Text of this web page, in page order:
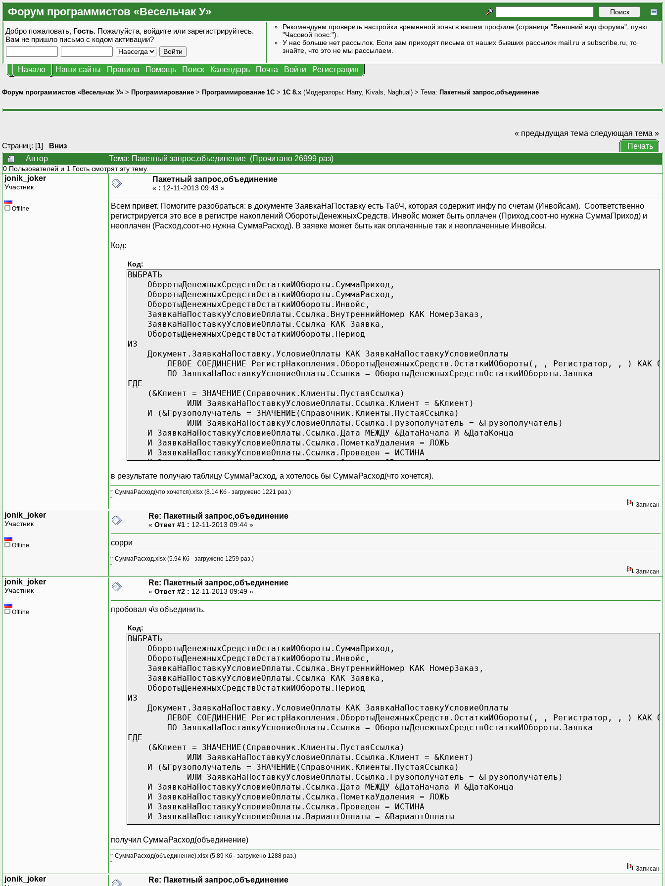
Форум программистов «Весельчак У»
Добро пожаловать, Гость. Пожалуйста, войдите или зарегистрируйтесь.
Вам не пришло письмо с кодом активации?
Рекомендуем проверить настройки временной зоны в вашем профиле (страница "Внешний вид форума", пункт
"Часовой пояс:").
У нас больше нет рассылок. Если вам приходят письма от наших бывших рассылок mail.ru и subscribe.ru, то
знайте, что это не мы рассылаем.
Начало Наши сайты Правила Помощь Поиск Календарь Почта Войти Регистрация
Форум программистов «Весельчак У» > Программирование > Программирование 1С > 1С 8.x (Модераторы: Harry, Kivals Naghual) > Тема: Пакетный запрос,объединение
Страниц: [1] Вниз
« предыдущая тема следующая тема »
Печать
Автор
Тема: Пакетный запрос,объединение (Прочитано 26999 раз)
0 Пользователей и 1 Гость смотрят эту тему.
jonik_joker
Участник
Offline
Пакетный запрос,объединение
« : 12-11-2013 09:43 »
Всем привет. Помогите разобраться: в документе ЗаявкаНаПоставку есть ТабЧ, которая содержит инфу по счетам (Инвойсам). Соответственно
регистрируется это все в регистре накоплений ОборотыДенежныхСредств. Инвойс может быть оплачен (Приход,соот-но нужна СуммаПриход) и
неоплачен (Расход,соот-но нужна СуммаРасход). В заявке может быть как оплаченные так и неоплаченные Инвойсы.
Код:
Код:
ВЫБРАТЬ
ОборотыДенежныхСредствОстаткиИОбороты.СуммаПриход,
ОборотыДенежныхСредствОстаткиИОбороты.СуммаРасход,
ОборотыДенежныхСредствОстаткиИОбороты.Инвойс,
ЗаявкаНаПоставкуУсловиеОплаты.Ссылка.ВнутреннийНомер КАК НомерЗаказ,
ЗаявкаНаПоставкуУсловиеОплаты.Ссылка КАК Заявка,
ОборотыДенежныхСредствОстаткиИОбороты.Период
ИЗ
Документ.ЗаявкаНаПоставку.УсловиеОплаты КАК ЗаявкаНаПоставкуУсловиеОплаты
ЛЕВОЕ СОЕДИНЕНИЕ РегистрНакопления.ОборотыДенежныхСредств.ОстаткиИОбороты(, , Регистратор, , ) КАК
ПО ЗаявкаНаПоставкуУсловиеОплаты.Ссылка = ОборотыДенежныхСредствОстаткиИОбороты.Заявка
ГДЕ
(&Клиент = ЗНАЧЕНИЕ(Справочник.Клиенты.ПустаяСсылка)
ИЛИ ЗаявкаНаПоставкуУсловиеОплаты.Ссылка.Клиент = &Клиент)
И (&Грузополучатель = ЗНАЧЕНИЕ(Справочник.Клиенты.ПустаяСсылка)
ИЛИ ЗаявкаНаПоставкуУсловиеОплаты.Ссылка.Грузополучатель = &Грузополучатель)
И ЗаявкаНаПоставкуУсловиеОплаты.Ссылка.Дата МЕЖДУ &ДатаНачала И &ДатаКонца
И ЗаявкаНаПоставкуУсловиеОплаты.Ссылка.ПометкаУдаления = ЛОЖЬ
И ЗаявкаНаПоставкуУсловиеОплаты.Ссылка.Проведен = ИСТИНА
И ЗаявкаНаПоставкуУсловиеОплаты.ВариантОплаты = &ВариантОплаты
ИТОГИ ПО
Заявка
в результате получаю таблицу СуммаРасход, а хотелось бы СуммаРасход(что хочется).
СуммаРасход(что хочется).xlsx (8.14 Кб - загружено 1221 раз.)
Записан
jonik_joker
Участник
Offline
Re: Пакетный запрос,объединение
« Ответ #1 : 12-11-2013 09:44 »
сорри
СуммаРасход.xlsx (5.94 Кб - загружено 1259 раз.)
Записан
jonik_joker
Участник
Offline
Re: Пакетный запрос,объединение
« Ответ #2 : 12-11-2013 09:49 »
пробовал ч\з объединить.
Код:
ВЫБРАТЬ
ОборотыДенежныхСредствОстаткиИОбороты.СуммаПриход,
ОборотыДенежныхСредствОстаткиИОбороты.Инвойс,
ЗаявкаНаПоставкуУсловиеОплаты.Ссылка.ВнутреннийНомер КАК НомерЗаказ,
ЗаявкаНаПоставкуУсловиеОплаты.Ссылка КАК Заявка,
ОборотыДенежныхСредствОстаткиИОбороты.Период
ИЗ
Документ.ЗаявкаНаПоставку.УсловиеОплаты КАК ЗаявкаНаПоставкуУсловиеОплаты
ЛЕВОЕ СОЕДИНЕНИЕ РегистрНакопления.ОборотыДенежныхСредств.ОстаткиИОбороты(, , Регистратор, , ) КАК
ПО ЗаявкаНаПоставкуУсловиеОплаты.Ссылка = ОборотыДенежныхСредствОстаткиИОбороты.Заявка
ГДЕ
(&Клиент = ЗНАЧЕНИЕ(Справочник.Клиенты.ПустаяСсылка)
ИЛИ ЗаявкаНаПоставкуУсловиеОплаты.Ссылка.Клиент = &Клиент)
И (&Грузополучатель = ЗНАЧЕНИЕ(Справочник.Клиенты.ПустаяСсылка)
ИЛИ ЗаявкаНаПоставкуУсловиеОплаты.Ссылка.Грузополучатель = &Грузополучатель)
И ЗаявкаНаПоставкуУсловиеОплаты.Ссылка.Дата МЕЖДУ &ДатаНачала И &ДатаКонца
И ЗаявкаНаПоставкуУсловиеОплаты.Ссылка.ПометкаУдаления = ЛОЖЬ
И ЗаявкаНаПоставкуУсловиеОплаты.Ссылка.Проведен = ИСТИНА
И ЗаявкаНаПоставкуУсловиеОплаты.ВариантОплаты = &ВариантОплаты
ОБЪЕДИНИТЬ ВСЕ
ВЫБРАТЬ
ОборотыДенежныхСредствОстаткиИОбороты.Инвойс,
получил СуммаРасход(объединение)
СуммаРасход(объединение).xlsx (5.89 Кб - загружено 1288 раз.)
Записан
jonik_joker Re: Пакетный запрос,объединение